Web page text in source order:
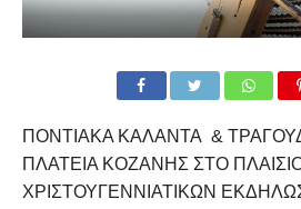
ΠΟΝΤΙΑΚΑ ΚΑΛΑΝΤΑ &
ΠΛΑΤΕΙΑ ΚΟΖΑΝΗΣ ΣΤΟ
ΧΡΙΣΤΟΥΓΕΝΝΙΑΤΙΚΩΝ